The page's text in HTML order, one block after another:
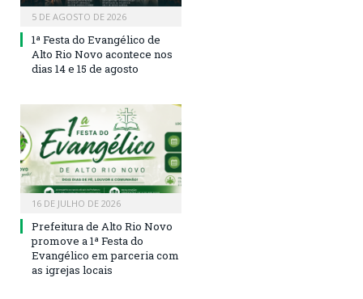
5 DE AGOSTO DE 2026
1ª Festa do Evangélico de
Alto Rio Novo acontece nos
dias 14 e 15 de agosto
16 DE JULHO DE 2026
Prefeitura de Alto Rio Novo
promove a 1ª Festa do
Evangélico em parceria com
as igrejas locais